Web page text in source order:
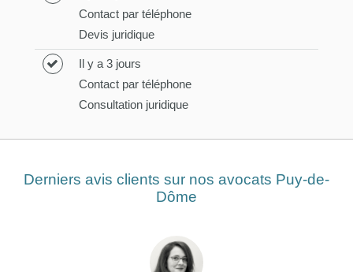
Contact par téléphone
Devis juridique
Il y a 3 jours
Contact par téléphone
Consultation juridique
Derniers avis clients sur nos avocats Puy-de-
Dôme